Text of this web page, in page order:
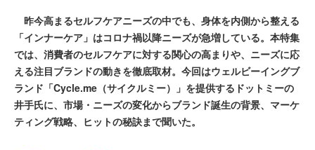
昨今高まるセルフケアニーズの中でも、身体を内側から整える
「インナーケア」はコロナ禍以降ニーズが急増している。本特集
では、消費者のセルフケアに対する関心の高まりや、ニーズに応
える注目ブランドの動きを徹底取材。今回はウェルビーイングブ
ランド「Cycle.me（サイクルミー）」を提供するドットミーの
井手氏に、市場・ニーズの変化からブランド誕生の背景、マーケ
ティング戦略、ヒットの秘訣まで聞いた。